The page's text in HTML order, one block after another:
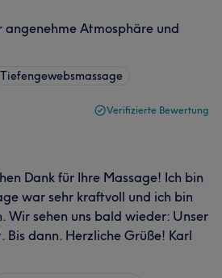
angenehme Atmosphäre und
Tiefengewebsmassage
Verifizierte Bewertung
Dank für Ihre Massage! Ich bin
war sehr kraftvoll und ich bin
Wir sehen uns bald wieder: Unser
Bis dann. Herzliche Grüße! Karl